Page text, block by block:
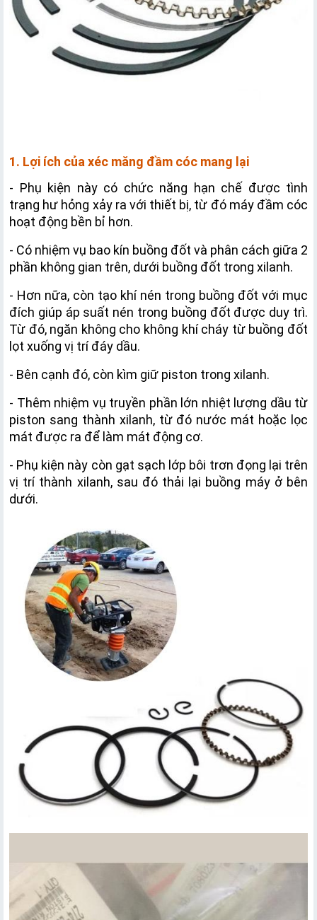
1. Lợi ích của xéc măng đầm cóc mang lại
- Phụ kiện này có chức năng hạn chế được tình
trạng hư hỏng xảy ra với thiết bị, từ đó máy đầm cóc
hoạt động bền bỉ hơn.
- Có nhiệm vụ bao kín buồng đốt và phân cách giữa 2
phần không gian trên, dưới buồng đốt trong xilanh.
- Hơn nữa, còn tạo khí nén trong buồng đốt với mục
đích giúp áp suất nén trong buồng đốt được duy trì.
Từ đó, ngăn không cho không khí cháy từ buồng đốt
lọt xuống vị trí đáy dầu.
- Bên cạnh đó, còn kìm giữ piston trong xilanh.
- Thêm nhiệm vụ truyền phần lớn nhiệt lượng dầu từ
piston sang thành xilanh, từ đó nước mát hoặc lọc
mát được ra để làm mát động cơ.
- Phụ kiện này còn gạt sạch lớp bôi trơn đọng lại trên
vị trí thành xilanh, sau đó thải lại buồng máy ở bên
dưới.